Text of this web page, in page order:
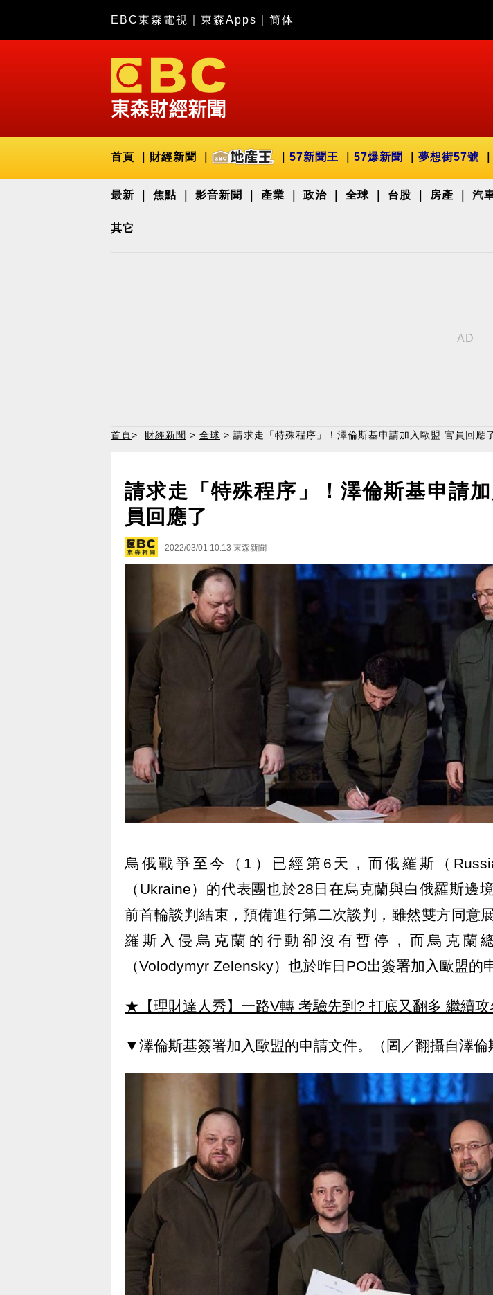
EBC東森電視 東森Apps 简体
首頁 財經新聞 57新聞王 57爆新聞 夢想街57號
最新 焦點 影音新聞 產業 政治 全球 台股 房產 汽
其它
首頁> 財經新聞 > 全球 > 請求走「特殊程序」！澤倫斯基申請加入歐盟 官員回應
請求走「特殊程序」！澤倫斯基申請
員回應了
2022/03/01 10:13 東森新聞
烏俄戰爭至今（1）已經第6天，而俄羅斯（
（Ukraine）的代表團也於28日在烏克蘭與白俄羅斯邊
前首輪談判結束，預備進行第二次談判，雖然雙方同意
羅斯入侵烏克蘭的行動卻沒有暫停，而烏克蘭
（Volodymyr Zelensky）也於昨日PO出簽署加入歐盟的
★【理財達人秀】一路V轉 考驗先到? 打底又翻多 繼續攻
▼澤倫斯基簽署加入歐盟的申請文件。（圖／翻攝自澤倫